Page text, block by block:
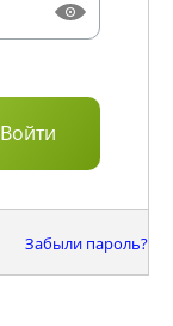
Забыли пароль?